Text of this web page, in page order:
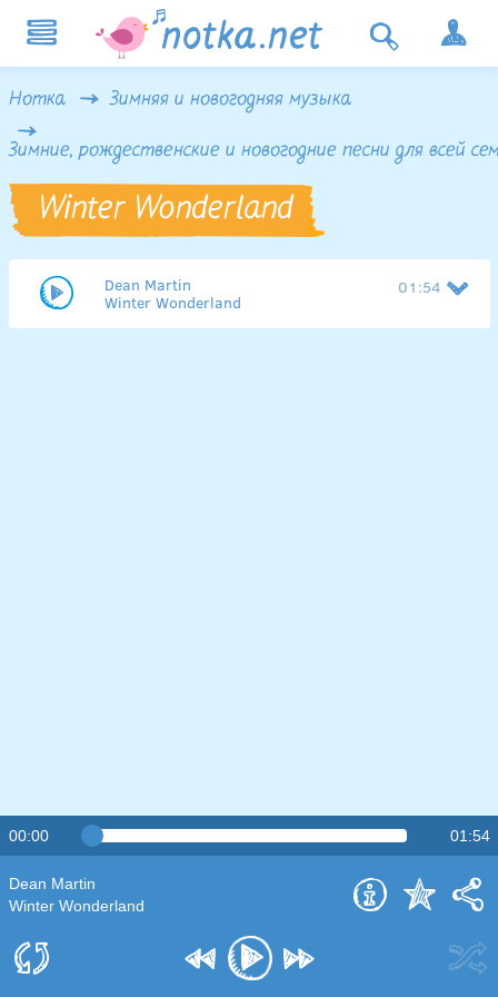
Нотка Зимняя и новогодняя музыка
Зимние, рождественские и новогодние песни для всей
Winter Wonderland
Dean Martin
Winter Wonderland
01:54
00:00 01:54
Dean Martin
Winter Wonderland